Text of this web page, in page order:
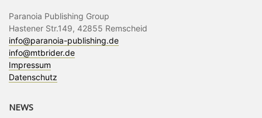
Paranoia Publishing Group
Hastener Str.149, 42855 Remscheid
info@paranoia-publishing.de
info@mtbrider.de
Impressum
Datenschutz
NEWS